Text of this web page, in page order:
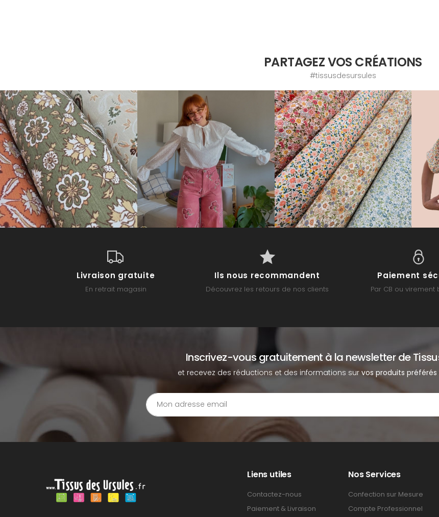
PARTAGEZ VOS CRÉATIONS
#tissusdesursules
Livraison gratuite
En retrait magasin
Ils nous recommandent
Découvrez les retours de nos clients
Paiement
Par CB ou virement
Inscrivez-vous gratuitement à la newsletter de
et recevez des réductions et des informations survos produits préférés
Liens utiles
Contactez-nous
Paiement & Livraison
Nos Services
Confection sur Mesure
Compte Professionnel